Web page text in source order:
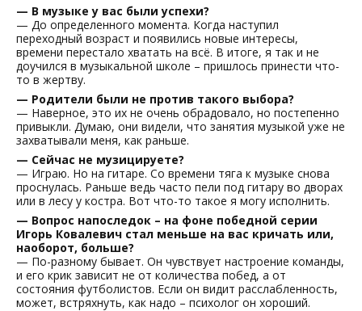
— В музыке у вас были успехи?
— До определенного момента. Когда наступил
переходный возраст и появились новые интересы,
времени перестало хватать на всё. В итоге, я так и не
доучился в музыкальной школе – пришлось принести что-
то в жертву.
— Родители были не против такого выбора?
— Наверное, это их не очень обрадовало, но постепенно
привыкли. Думаю, они видели, что занятия музыкой уже не
захватывали меня, как раньше.
— Сейчас не музицируете?
— Играю. Но на гитаре. Со времени тяга к музыке снова
проснулась. Раньше ведь часто пели под гитару во дворах
или в лесу у костра. Вот что-то такое я могу исполнить.
— Вопрос напоследок – на фоне победной серии
Игорь Ковалевич стал меньше на вас кричать или,
наоборот, больше?
— По-разному бывает. Он чувствует настроение команды,
и его крик зависит не от количества побед, а от
состояния футболистов. Если он видит расслабленность,
может, встряхнуть, как надо – психолог он хороший.